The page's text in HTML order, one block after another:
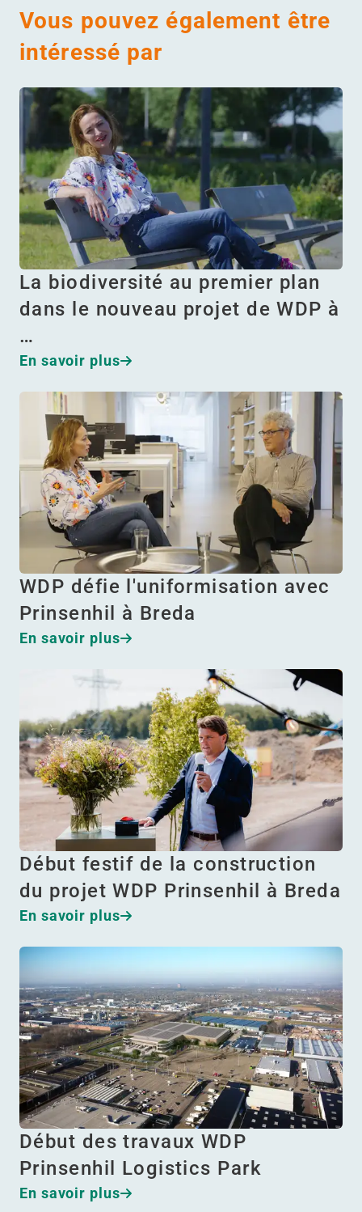
Vous pouvez également être
intéressé par
La biodiversité au premier plan
dans le nouveau projet de WDP à
…
En savoir plus
WDP défie l'uniformisation avec
Prinsenhil à Breda
En savoir plus
Début festif de la construction
du projet WDP Prinsenhil à Breda
En savoir plus
Début des travaux WDP
Prinsenhil Logistics Park
En savoir plus